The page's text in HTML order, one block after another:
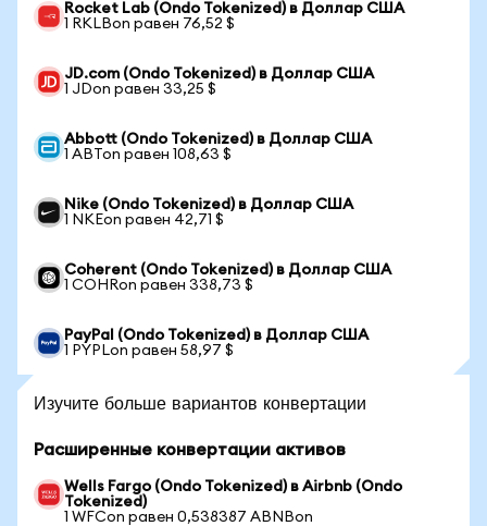
Rocket Lab (Ondo Tokenized) в Доллар США
1 RKLBon равен 76,52 $
JD.com (Ondo Tokenized) в Доллар США
1 JDon равен 33,25 $
Abbott (Ondo Tokenized) в Доллар США
1 ABTon равен 108,63 $
Nike (Ondo Tokenized) в Доллар США
1 NKEon равен 42,71 $
Coherent (Ondo Tokenized) в Доллар США
1 COHRon равен 338,73 $
PayPal (Ondo Tokenized) в Доллар США
1 PYPLon равен 58,97 $
Изучите больше вариантов конвертации
Расширенные конвертации активов
Wells Fargo (Ondo Tokenized) в Airbnb (Ondo
Tokenized)
1 WFCon равен 0,538387 ABNBon